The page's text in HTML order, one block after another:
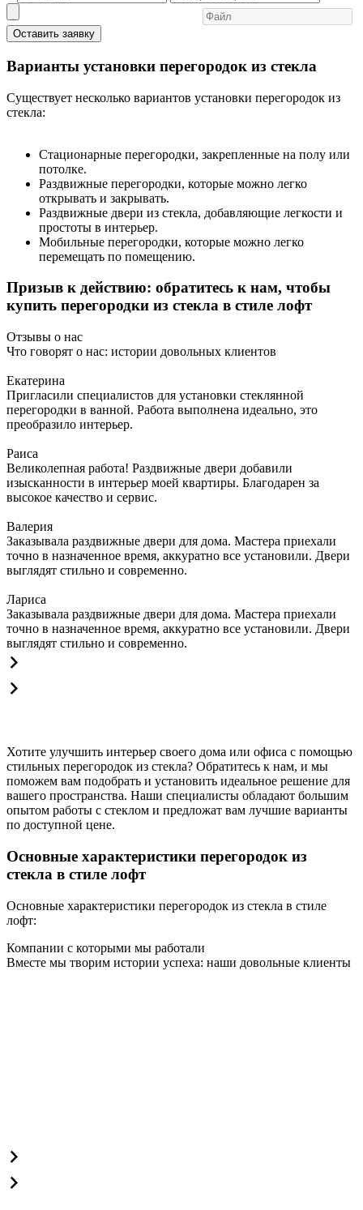
Оставить заявку
Варианты установки перегородок из стекла
Существует несколько вариантов установки перегородок из
стекла:
Стационарные перегородки, закрепленные на полу или
потолке.
Раздвижные перегородки, которые можно легко
открывать и закрывать.
Раздвижные двери из стекла, добавляющие легкости и
простоты в интерьер.
Мобильные перегородки, которые можно легко
перемещать по помещению.
Призыв к действию: обратитесь к нам, чтобы
купить перегородки из стекла в стиле лофт
Отзывы о нас
Что говорят о нас: истории довольных клиентов
Екатерина
Пригласили специалистов для установки стеклянной
перегородки в ванной. Работа выполнена идеально, это
преобразило интерьер.
Раиса
Великолепная работа! Раздвижные двери добавили
изысканности в интерьер моей квартиры. Благодарен за
высокое качество и сервис.
Валерия
Заказывала раздвижные двери для дома. Мастера приехали
точно в назначенное время, аккуратно все установили. Двери
выглядят стильно и современно.
Лариса
Заказывала раздвижные двери для дома. Мастера приехали
точно в назначенное время, аккуратно все установили. Двери
выглядят стильно и современно.
Хотите улучшить интерьер своего дома или офиса с помощью
стильных перегородок из стекла? Обратитесь к нам, и мы
поможем вам подобрать и установить идеальное решение для
вашего пространства. Наши специалисты обладают большим
опытом работы с стеклом и предложат вам лучшие варианты
по доступной цене.
Основные характеристики перегородок из
стекла в стиле лофт
Основные характеристики перегородок из стекла в стиле
лофт:
Компании с которыми мы работали
Вместе мы творим истории успеха: наши довольные клиенты